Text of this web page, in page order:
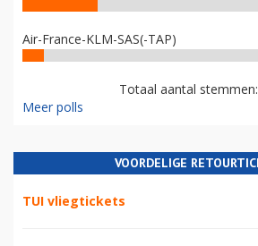
Air-France-KLM-SAS(-TAP)
Totaal aantal
Meer polls
VOORDELIGE
TUI vliegtickets